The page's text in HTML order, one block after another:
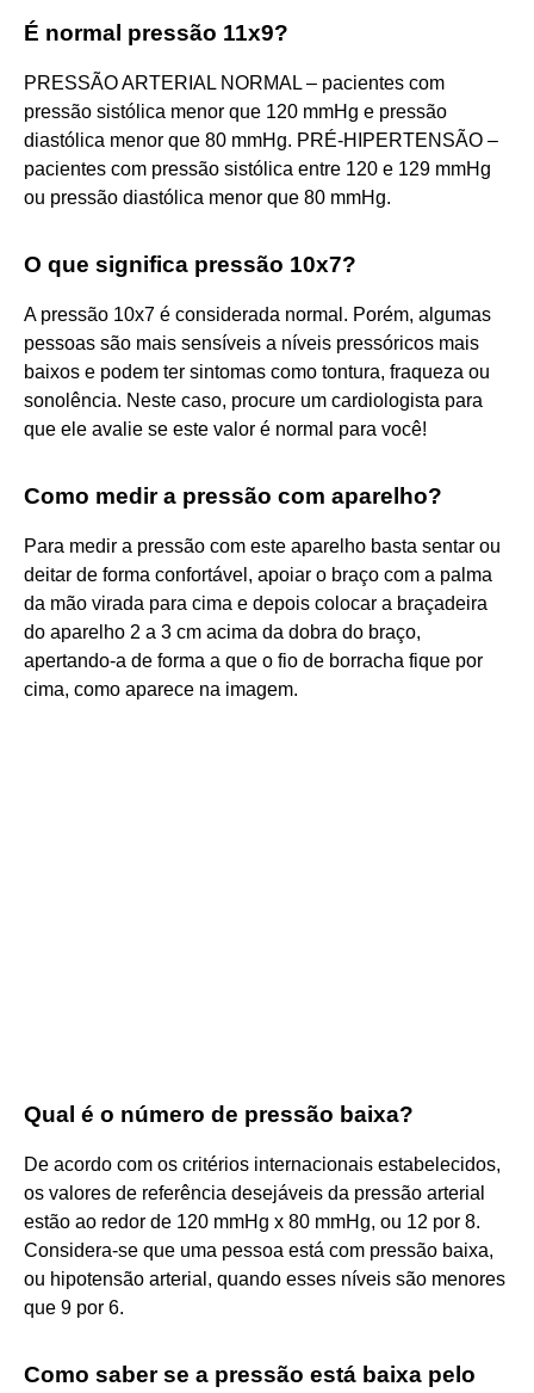
É normal pressão 11x9?
PRESSÃO ARTERIAL NORMAL – pacientes com
pressão sistólica menor que 120 mmHg e pressão
diastólica menor que 80 mmHg. PRÉ-HIPERTENSÃO –
pacientes com pressão sistólica entre 120 e 129 mmHg
ou pressão diastólica menor que 80 mmHg.
O que significa pressão 10x7?
A pressão 10x7 é considerada normal. Porém, algumas
pessoas são mais sensíveis a níveis pressóricos mais
baixos e podem ter sintomas como tontura, fraqueza ou
sonolência. Neste caso, procure um cardiologista para
que ele avalie se este valor é normal para você!
Como medir a pressão com aparelho?
Para medir a pressão com este aparelho basta sentar ou
deitar de forma confortável, apoiar o braço com a palma
da mão virada para cima e depois colocar a braçadeira
do aparelho 2 a 3 cm acima da dobra do braço,
apertando-a de forma a que o fio de borracha fique por
cima, como aparece na imagem.
Qual é o número de pressão baixa?
De acordo com os critérios internacionais estabelecidos,
os valores de referência desejáveis da pressão arterial
estão ao redor de 120 mmHg x 80 mmHg, ou 12 por 8.
Considera-se que uma pessoa está com pressão baixa,
ou hipotensão arterial, quando esses níveis são menores
que 9 por 6.
Como saber se a pressão está baixa pelo